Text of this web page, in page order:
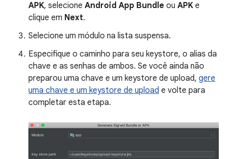
APK, selecione Android App Bundle ou APK e
clique em Next.
Selecione um módulo na lista suspensa.
Especifique o caminho para seu keystore, o alias da
chave e as senhas de ambos. Se você ainda não
preparou uma chave e um keystore de upload, gere
uma chave e um keystore de upload e volte para
completar esta etapa.